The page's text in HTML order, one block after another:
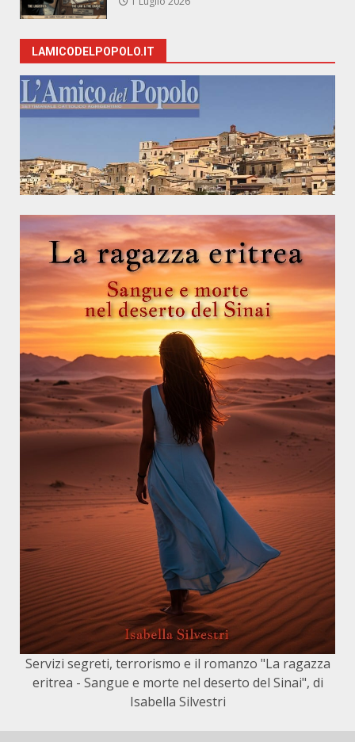
LAMICODELPOPOLO.IT
Servizi segreti, terrorismo e il romanzo "La ragazza
eritrea - Sangue e morte nel deserto del Sinai", di
Isabella Silvestri